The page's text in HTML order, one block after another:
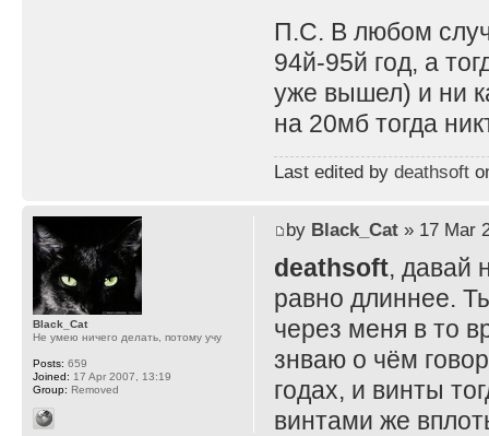
П.С. В любом
94й-95й год, а
уже вышел) и ни
на 20мб тогда
Last edited by deathsoft
by Black_Cat» 17 Mar
deathsoft, давай
равно длиннее.
через меня в то
знваю о чём
годах, и винты
винтами же
Black_Cat
Не умею ничего делать, потому учу
Posts: 659
Joined: 17 Apr 2007, 13:19
Group: Removed